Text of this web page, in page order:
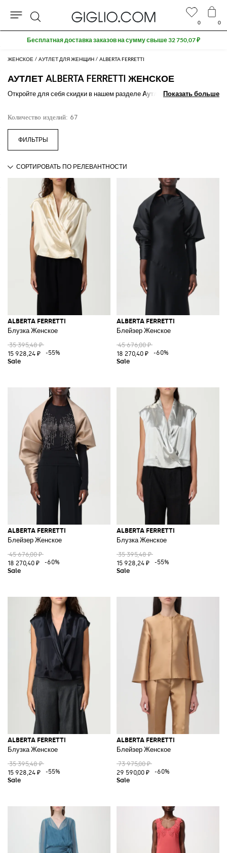
ЖЕНСКОЕ АУТЛЕТ ДЛЯ ЖЕНЩИН ALBERTA FERRETTI
АУТЛЕТ ALBERTA FERRETTI ЖЕНСКОЕ
Откройте для себя скидки в нашем разделеАутлет Alberta Ferretti
разделеАутлет Alberta Ferretti женское онлайн
Смотреть все
Показать больше
Показать больше
Количество изделий: 67
ALBERTA FERRETTI
Блузка Женское
35 395,48 ₽
15 928,24 ₽
-55%
ALBERTA FERRETTI
Блейзер Женское
45 676,00 ₽
18 270,40 ₽
-60%
ALBERTA FERRETTI
Блейзер Женское
45 676,00 ₽
18 270,40 ₽
-60%
ALBERTA FERRETTI
Блузка Женское
35 395,48 ₽
15 928,24 ₽
-55%
ALBERTA FERRETTI
Блузка Женское
35 395,48 ₽
15 928,24 ₽
-55%
ALBERTA FERRETTI
Блейзер Женское
73 975,00 ₽
29 590,00 ₽
-60%
0 0
Поиск
Extra 10% off SALE